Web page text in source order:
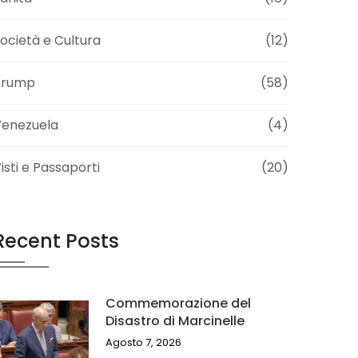
e Cultura (12)
(58)
(4)
e Passaporti (20)
Posts
Commemorazione del
Disastro di Marcinelle
Agosto 7, 2026